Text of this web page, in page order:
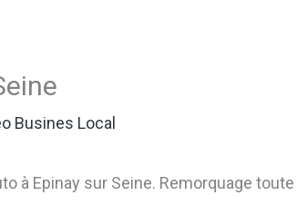
Busines Local
à Epinay sur Seine. Remorquage